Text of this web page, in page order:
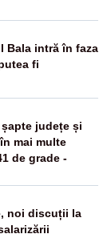
Bala intră în faza
fi
județe și
mai multe
de grade -
noi discuții la